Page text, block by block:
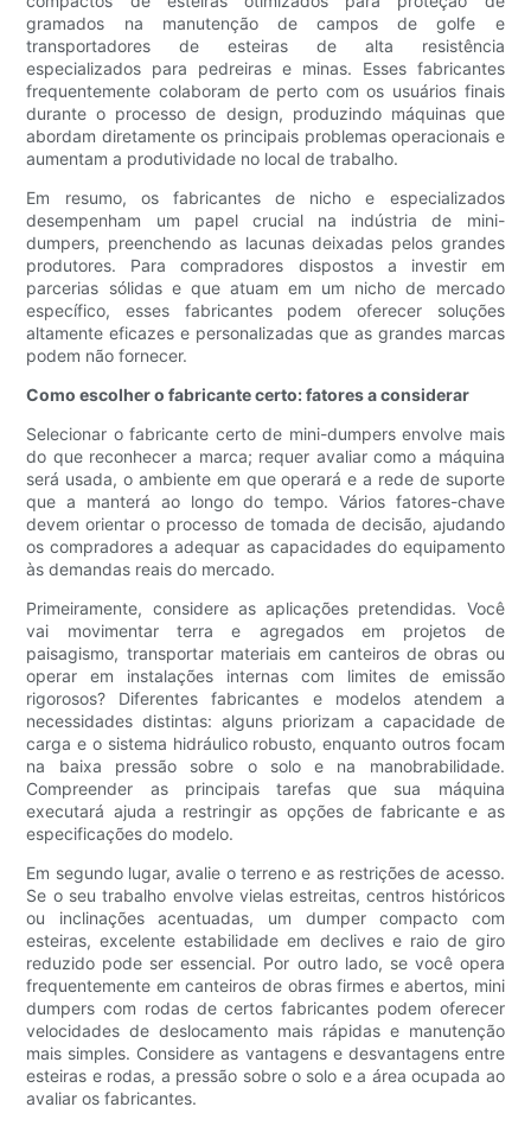
gramados na manutenção de campos de golfe e
transportadores de esteiras de alta resistência
especializados para pedreiras e minas. Esses fabricantes
frequentemente colaboram de perto com os usuários finais
durante o processo de design, produzindo máquinas que
abordam diretamente os principais problemas operacionais e
aumentam a produtividade no local de trabalho.
Em resumo, os fabricantes de nicho e especializados
desempenham um papel crucial na indústria de mini-
dumpers, preenchendo as lacunas deixadas pelos grandes
produtores. Para compradores dispostos a investir em
parcerias sólidas e que atuam em um nicho de mercado
específico, esses fabricantes podem oferecer soluções
altamente eficazes e personalizadas que as grandes marcas
podem não fornecer.
Como escolher o fabricante certo: fatores a considerar
Selecionar o fabricante certo de mini-dumpers envolve mais
do que reconhecer a marca; requer avaliar como a máquina
será usada, o ambiente em que operará e a rede de suporte
que a manterá ao longo do tempo. Vários fatores-chave
devem orientar o processo de tomada de decisão, ajudando
os compradores a adequar as capacidades do equipamento
às demandas reais do mercado.
Primeiramente, considere as aplicações pretendidas. Você
vai movimentar terra e agregados em projetos de
paisagismo, transportar materiais em canteiros de obras ou
operar em instalações internas com limites de emissão
rigorosos? Diferentes fabricantes e modelos atendem a
necessidades distintas: alguns priorizam a capacidade de
carga e o sistema hidráulico robusto, enquanto outros focam
na baixa pressão sobre o solo e na manobrabilidade.
Compreender as principais tarefas que sua máquina
executará ajuda a restringir as opções de fabricante e as
especificações do modelo.
Em segundo lugar, avalie o terreno e as restrições de acesso.
Se o seu trabalho envolve vielas estreitas, centros históricos
ou inclinações acentuadas, um dumper compacto com
esteiras, excelente estabilidade em declives e raio de giro
reduzido pode ser essencial. Por outro lado, se você opera
frequentemente em canteiros de obras firmes e abertos, mini
dumpers com rodas de certos fabricantes podem oferecer
velocidades de deslocamento mais rápidas e manutenção
mais simples. Considere as vantagens e desvantagens entre
esteiras e rodas, a pressão sobre o solo e a área ocupada ao
avaliar os fabricantes.